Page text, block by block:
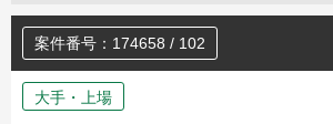
案件番号：174658 / 102
大手・上場